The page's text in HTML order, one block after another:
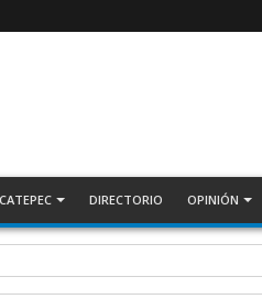
DIRECTORIO OPINIÓN